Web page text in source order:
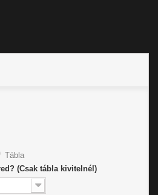
Tábla
(Csak tábla kivitelnél)